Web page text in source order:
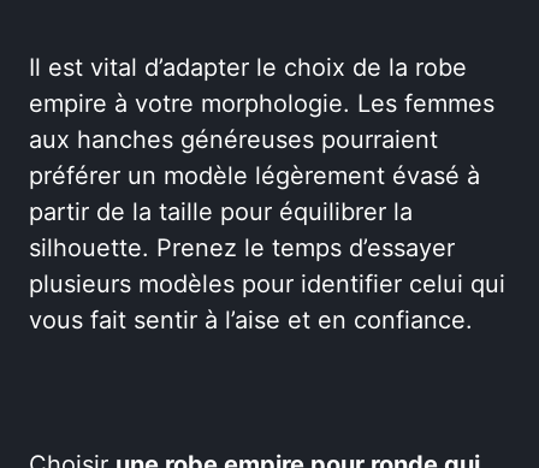
Il est vital d’adapter le choix de la robe
empire à votre morphologie. Les femmes
aux hanches généreuses pourraient
préférer un modèle légèrement évasé à
partir de la taille pour équilibrer la
silhouette. Prenez le temps d’essayer
plusieurs modèles pour identifier celui qui
vous fait sentir à l’aise et en confiance.